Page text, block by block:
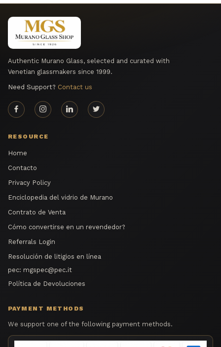
Authentic Murano Glass, selected and curated with
Venetian glassmakers since 1999.
Need Support? Contact us
RESOURCE
Home
Contacto
Privacy Policy
Enciclopedia del vidrio de Murano
Contrato de Venta
Cómo convertirse en un revendedor?
Referrals Login
Resolución de litigios en línea
pec: mgspec@pec.it
Política de Devoluciones
PAYMENT METHODS
We support one of the following payment methods.